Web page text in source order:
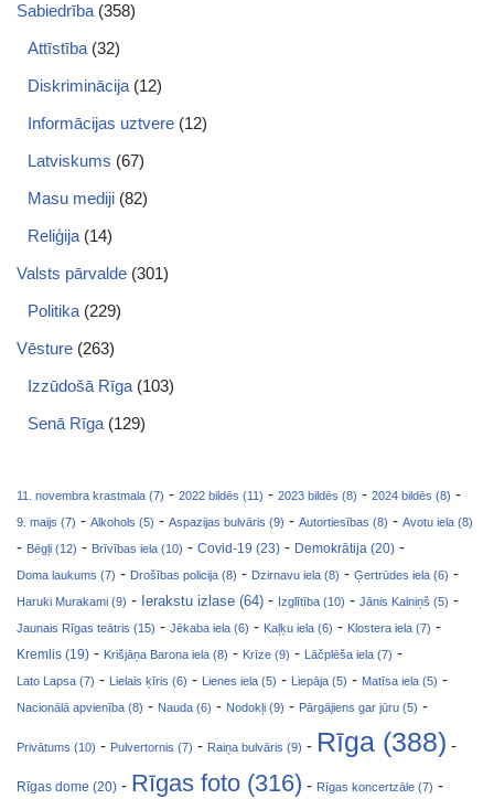
Sabiedrība (358)
Attīstība (32)
Diskriminācija (12)
Informācijas uztvere (12)
Latviskums (67)
Masu mediji (82)
Reliģija (14)
Valsts pārvalde (301)
Politika (229)
Vēsture (263)
Izzūdošā Rīga (103)
Senā Rīga (129)
11. novembra krastmala (7) - 2022 bildēs (11) - 2023 bildēs (8) - 2024 bildēs (8) -
9. maijs (7) - Alkohols (5) - Aspazijas bulvāris (9) - Autortiesības (8) - Avotu iela (8)
- Bēgļi (12) - Brīvības iela (10) - Covid-19 (23) - Demokrātija (20) -
Doma laukums (7) - Drošības policija (8) - Dzirnavu iela (8) - Ģertrūdes iela (6) -
Haruki Murakami (9) - Ierakstu izlase (64) - Izglītība (10) - Jānis Kalniņš (5) -
Jaunais Rīgas teātris (15) - Jēkaba iela (6) - Kaļķu iela (6) - Klostera iela (7) -
Kremlis (19) - Krišjāņa Barona iela (8) - Krīze (9) - Lāčplēša iela (7) -
Lato Lapsa (7) - Lielais ķīris (6) - Lienes iela (5) - Liepāja (5) - Matīsa iela (5) -
Nacionālā apvienība (8) - Nauda (6) - Nodokļi (9) - Pārgājiens gar jūru (5) -
Privātums (10) - Pulvertornis (7) - Raiņa bulvāris (9) - Rīga (388) -
Rīgas dome (20) - Rīgas foto (316) - Rīgas koncertzāle (7) -